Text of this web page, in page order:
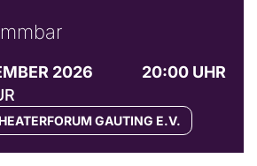
2026
20:00 UHR
GAUTING E.V.